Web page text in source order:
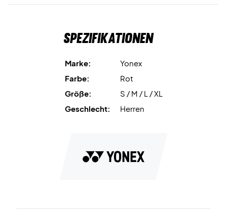
Spezifikationen
Marke:
Yonex
Farbe:
Rot
Größe:
S / M / L / XL
Geschlecht:
Herren